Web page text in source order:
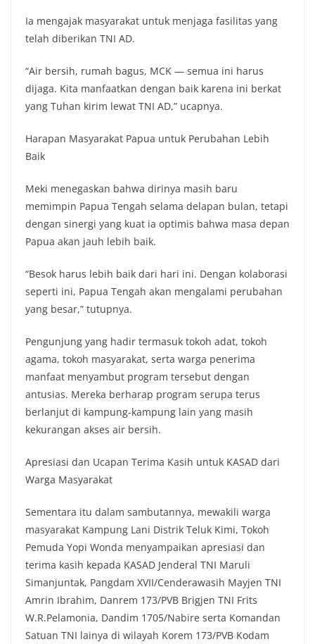
Ia mengajak masyarakat untuk menjaga fasilitas yang
telah diberikan TNI AD.
“Air bersih, rumah bagus, MCK — semua ini harus
dijaga. Kita manfaatkan dengan baik karena ini berkat
yang Tuhan kirim lewat TNI AD,” ucapnya.
Harapan Masyarakat Papua untuk Perubahan Lebih
Baik
Meki menegaskan bahwa dirinya masih baru
memimpin Papua Tengah selama delapan bulan, tetapi
dengan sinergi yang kuat ia optimis bahwa masa depan
Papua akan jauh lebih baik.
“Besok harus lebih baik dari hari ini. Dengan kolaborasi
seperti ini, Papua Tengah akan mengalami perubahan
yang besar,” tutupnya.
Pengunjung yang hadir termasuk tokoh adat, tokoh
agama, tokoh masyarakat, serta warga penerima
manfaat menyambut program tersebut dengan
antusias. Mereka berharap program serupa terus
berlanjut di kampung-kampung lain yang masih
kekurangan akses air bersih.
Apresiasi dan Ucapan Terima Kasih untuk KASAD dari
Warga Masyarakat
Sementara itu dalam sambutannya, mewakili warga
masyarakat Kampung Lani Distrik Teluk Kimi, Tokoh
Pemuda Yopi Wonda menyampaikan apresiasi dan
terima kasih kepada KASAD Jenderal TNI Maruli
Simanjuntak, Pangdam XVII/Cenderawasih Mayjen TNI
Amrin Ibrahim, Danrem 173/PVB Brigjen TNI Frits
W.R.Pelamonia, Dandim 1705/Nabire serta Komandan
Satuan TNI lainya di wilayah Korem 173/PVB Kodam